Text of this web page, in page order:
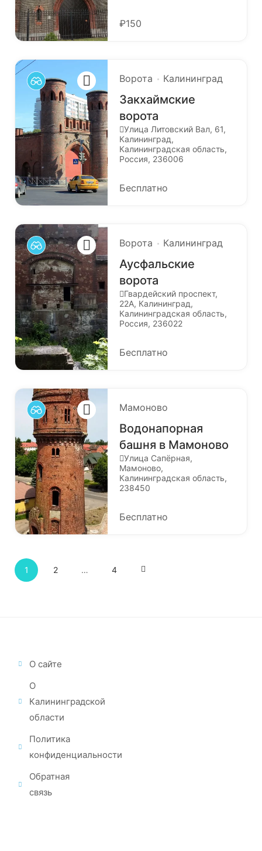
₽150
Ворота Калининград
Закхаймские
ворота
Улица Литовский Вал, 61,
Калининград,
Калининградская область,
Россия, 236006
Бесплатно
Ворота Калининград
Аусфальские
ворота
Гвардейский проспект,
22А, Калининград,
Калининградская область,
Россия, 236022
Бесплатно
Мамоново
Водонапорная
башня в Мамоново
Улица Сапёрная,
Мамоново,
Калининградская область,
238450
Бесплатно
1 2 … 4
О сайте
О
Калининградской
области
Политика
конфиденциальности
Обратная
связь